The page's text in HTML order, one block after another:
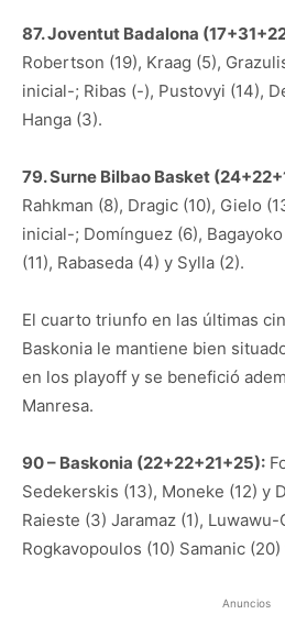
87. Joventut Badalona
Robertson (19), Kraag (5),
inicial-; Ribas (-), Pustovyi (14),
Hanga (3).
79. Surne Bilbao Basket
Rahkman (8), Dragic (10), Gielo
inicial-; Domínguez (6),
(11), Rabaseda (4) y Sylla (2).
El cuarto triunfo en las últimas
Baskonia le mantiene bien
en los playoff y se benefició
Manresa.
90 – Baskonia (22+22+21+25):
Sedekerskis (13), Moneke (12) y
Raieste (3) Jaramaz (1),
Rogkavopoulos (10) Samanic (20)
Anuncios